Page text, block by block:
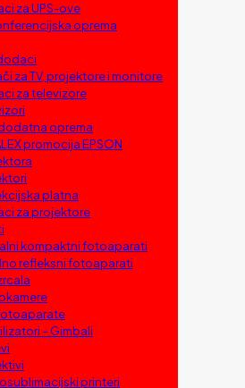
za UPS-ove
oprema
za TV, projektore i monitore
za televizore
oprema
promocija EPSON
platna
za projektore
kompaktni fotoaparati
refleksni fotoaparati
– Gimbali
printeri